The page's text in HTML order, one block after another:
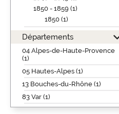
1850 - 1859 (1)
1850 (1)
Départements
04 Alpes-de-Haute-Provence
(1)
05 Hautes-Alpes (1)
13 Bouches-du-Rhône (1)
83 Var (1)